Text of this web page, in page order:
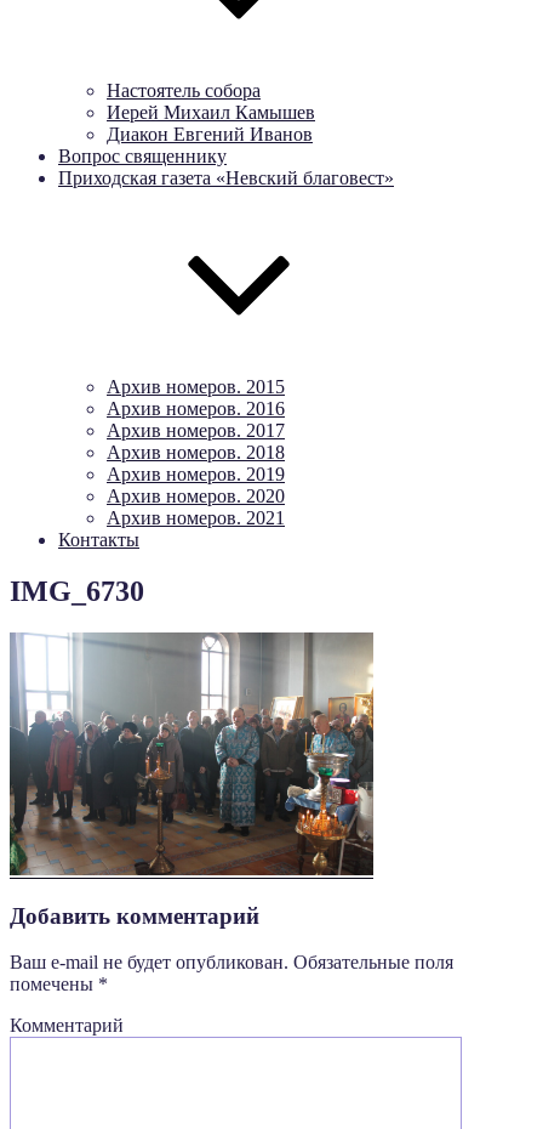
Настоятель собора
Иерей Михаил Камышев
Диакон Евгений Иванов
Вопрос священнику
Приходская газета «Невский благовест»
Архив номеров. 2015
Архив номеров. 2016
Архив номеров. 2017
Архив номеров. 2018
Архив номеров. 2019
Архив номеров. 2020
Архив номеров. 2021
Контакты
IMG_6730
Добавить комментарий
Ваш e-mail не будет опубликован. Обязательные поля
помечены *
Комментарий